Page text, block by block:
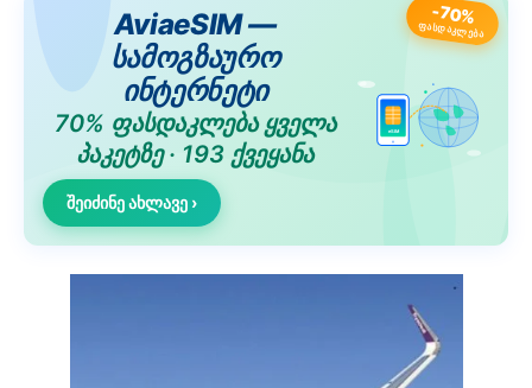
-70%
ᲤᲐᲡᲓᲐᲙᲚᲔᲑᲐ
AviaeSIM —
სამოგზაურო
ინტერნეტი
70% ფასდაკლება ყველა
პაკეტზე · 193 ქვეყანა
შეიძინე ახლავე ›
eSIM